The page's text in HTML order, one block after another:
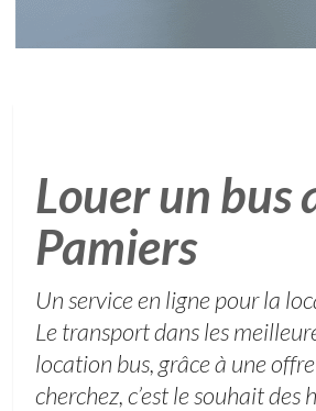
Louer un bus
Pamiers
Un service en ligne pour la
Le transport dans les
location bus, grâce à une
cherchez, c’est le souhait